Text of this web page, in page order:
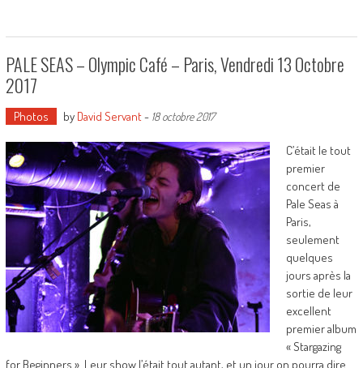
PALE SEAS – Olympic Café – Paris, Vendredi 13 Octobre
2017
Photos by David Servant- 18 octobre 2017
C’était le tout
premier
concert de
Pale Seas à
Paris,
seulement
quelques
jours après la
sortie de leur
excellent
premier album
« Stargazing
for Beginners ». Leur show l’était tout autant, et un jour on pourra dire